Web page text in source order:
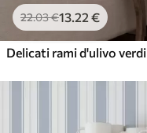
22.03€13.22 €
Delicati rami d'ulivo verdi